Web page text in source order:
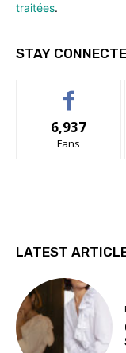
traitées.
STAY
6,937
Fans
LATEST